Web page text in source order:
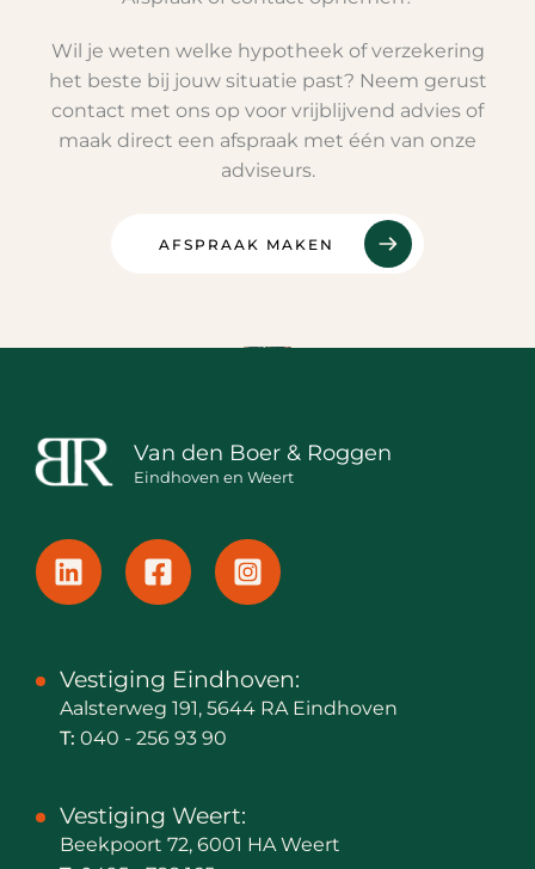
Wil je weten welke hypotheek of verzekering
het beste bij jouw situatie past? Neem gerust
contact met ons op voor vrijblijvend advies of
maak direct een afspraak met één van onze
adviseurs.
AFSPRAAK MAKEN
Van den Boer & Roggen
Eindhoven en Weert
Vestiging Eindhoven:
Aalsterweg 191, 5644 RA Eindhoven
T: 040 - 256 93 90
Vestiging Weert:
Beekpoort 72, 6001 HA Weert